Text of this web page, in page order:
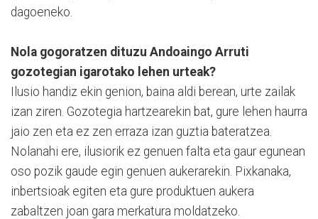
dagoeneko.
Nola gogoratzen dituzu Andoaingo Arruti
gozotegian igarotako lehen urteak?
Ilusio handiz ekin genion, baina aldi berean, urte zailak
izan ziren. Gozotegia hartzearekin bat, gure lehen haurra
jaio zen eta ez zen erraza izan guztia bateratzea.
Nolanahi ere, ilusiorik ez genuen falta eta gaur egunean
oso pozik gaude egin genuen aukerarekin. Pixkanaka,
inbertsioak egiten eta gure produktuen aukera
zabaltzen joan gara merkatura moldatzeko.